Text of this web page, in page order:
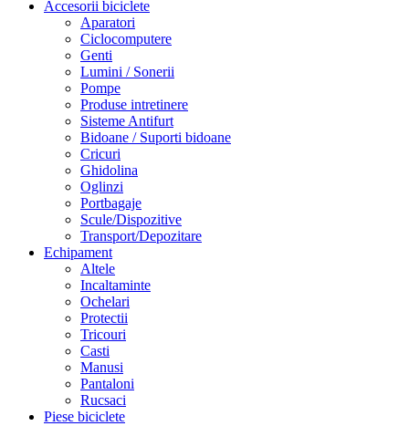
Accesorii biciclete
Aparatori
Ciclocomputere
Genti
Lumini / Sonerii
Pompe
Produse intretinere
Sisteme Antifurt
Bidoane / Suporti bidoane
Cricuri
Ghidolina
Oglinzi
Portbagaje
Scule/Dispozitive
Transport/Depozitare
Echipament
Altele
Incaltaminte
Ochelari
Protectii
Tricouri
Casti
Manusi
Pantaloni
Rucsaci
Piese biciclete